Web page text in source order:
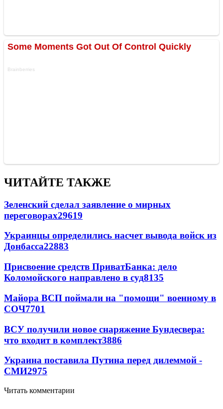
ЧИТАЙТЕ ТАКЖЕ
Зеленский сделал заявление о мирных
переговорах29619
Украинцы определились насчет вывода войск из
Донбасса22883
Присвоение средств ПриватБанка: дело
Коломойского направлено в суд8135
Майора ВСП поймали на "помощи" военному в
СОЧ7701
ВСУ получили новое снаряжение Бундесвера:
что входит в комплект3886
Украина поставила Путина перед дилеммой -
СМИ2975
Читать комментарии